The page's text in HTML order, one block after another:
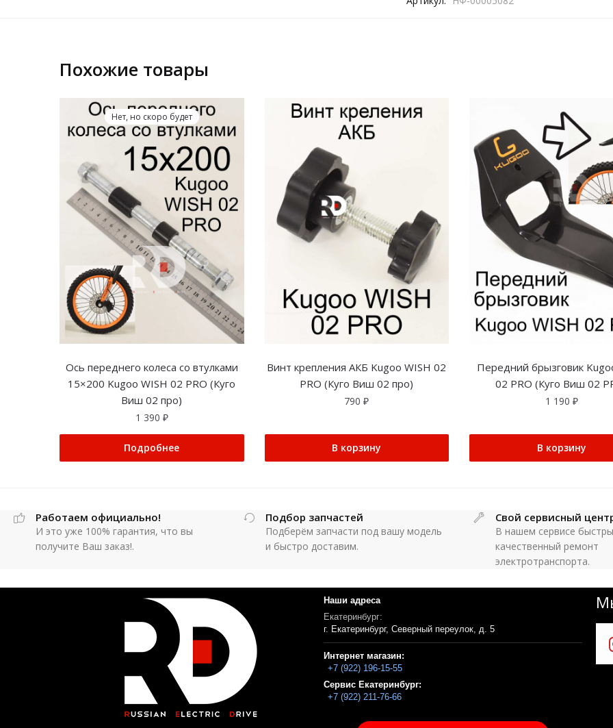
Похожие товары
Нет, но скоро будет
Ось переднего колеса со втулками
15×200 Kugoo WISH 02 PRO (Куго
Виш 02 про)
1 390 ₽
Подробнее
Винт крепления АКБ Kugoo WISH 02
PRO (Куго Виш 02 про)
790₽
В корзину
Передний брызговик
02 PRO (Куго Виш 02
1 190₽
В корзину
Работаем официально!
И это уже 100% гарантия, что вы
получите Ваш заказ!.
Подбор запчастей
Подберём запчасти под вашу модель
и быстро доставим.
Свой сервисный
В нашем сервисе
качественный ремонт
электротранспорта.
Наши адреса
Екатеринбург:
г. Екатеринбург, Северный переулок, д. 5
Интернет магазин:
+7 (922) 196-15-55
Сервис Екатеринбург:
+7 (922) 211-76-66